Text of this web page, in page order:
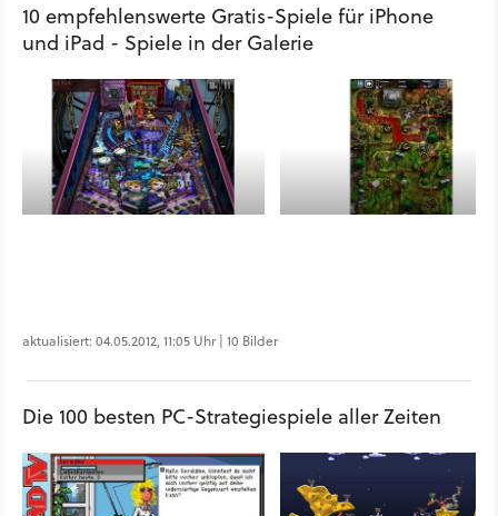
10 empfehlenswerte Gratis-Spiele für iPhone
und iPad - Spiele in der Galerie
aktualisiert: 04.05.2012, 11:05 Uhr | 10 Bilder
Die 100 besten PC-Strategiespiele aller Zeiten